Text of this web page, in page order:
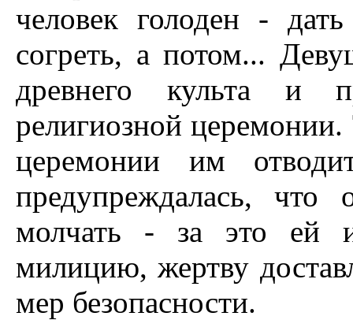
человек голоден -
согреть, а потом...
древнего культа и
религиозной
церемонии им
предупреждалась,
молчать - за это ей
милицию, жертву
мер безопасности.